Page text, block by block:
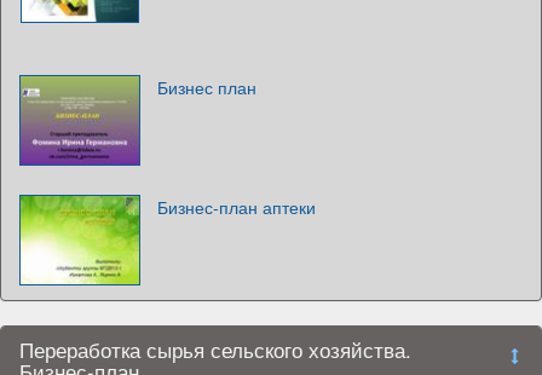
Бизнес план
Бизнес-план аптеки
Переработка сырья сельского хозяйства.